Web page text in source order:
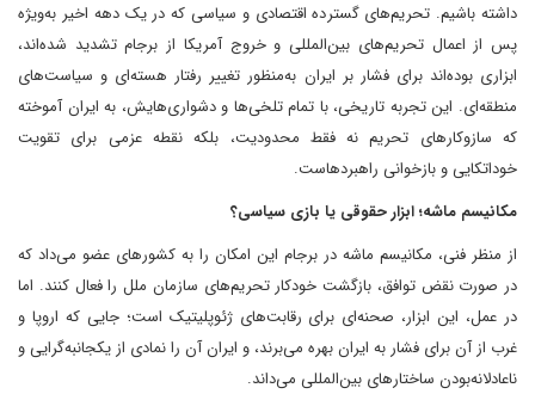
داشته باشیم. تحریم‌های گسترده اقتصادی و سیاسی که در یک دهه اخیر به‌ویژه
پس از اعمال تحریم‌های بین‌المللی و خروج آمریکا از برجام تشدید شده‌اند،
ابزاری بوده‌اند برای فشار بر ایران به‌منظور تغییر رفتار هسته‌ای و سیاست‌های
منطقه‌ای. این تجربه تاریخی، با تمام تلخی‌ها و دشواری‌هایش، به ایران آموخته
که سازوکارهای تحریم نه فقط محدودیت، بلکه نقطه عزمی برای تقویت
خوداتکایی و بازخوانی راهبردهاست.
مکانیسم ماشه؛ ابزار حقوقی یا بازی سیاسی؟
از منظر فنی، مکانیسم ماشه در برجام این امکان را به کشورهای عضو می‌داد که
در صورت نقض توافق، بازگشت خودکار تحریم‌های سازمان ملل را فعال کنند. اما
در عمل، این ابزار، صحنه‌ای برای رقابت‌های ژئوپلیتیک است؛ جایی که اروپا و
غرب از آن برای فشار به ایران بهره می‌برند، و ایران آن را نمادی از یکجانبه‌گرایی و
ناعادلانه‌بودن ساختارهای بین‌المللی می‌داند.